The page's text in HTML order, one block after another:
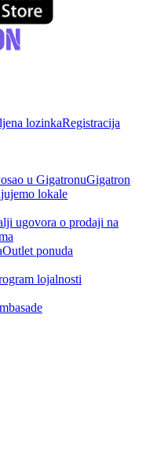
lozinkaRegistracija
u GigatronuGigatron
lokale
ugovora o prodaji na
Outlet ponuda
lojalnosti